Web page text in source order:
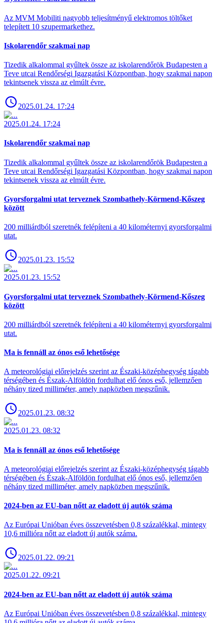
Az MVM Mobiliti nagyobb teljesítményű elektromos töltőket
telepített 10 szupermarkethez.
Iskolarendőr szakmai nap
Tizedik alkalommal gyűltek össze az iskolarendőrök Budapesten a
Teve utcai Rendőrségi Igazgatási Központban, hogy szakmai napon
tekintsenek vissza az elmúlt évre.
2025.01.24. 17:24
2025.01.24. 17:24
Iskolarendőr szakmai nap
Tizedik alkalommal gyűltek össze az iskolarendőrök Budapesten a
Teve utcai Rendőrségi Igazgatási Központban, hogy szakmai napon
tekintsenek vissza az elmúlt évre.
Gyorsforgalmi utat terveznek Szombathely-Körmend-Kőszeg
között
200 milliárdból szeretnék felépíteni a 40 kilométernyi gyorsforgalmi
utat.
2025.01.23. 15:52
2025.01.23. 15:52
Gyorsforgalmi utat terveznek Szombathely-Körmend-Kőszeg
között
200 milliárdból szeretnék felépíteni a 40 kilométernyi gyorsforgalmi
utat.
Ma is fennáll az ónos eső lehetősége
A meteorológiai előrejelzés szerint az Északi-középhegység tágabb
térségében és Észak-Alföldön fordulhat elő ónos eső, jellemzően
néhány tized milliméter, amely napközben megszűnik.
2025.01.23. 08:32
2025.01.23. 08:32
Ma is fennáll az ónos eső lehetősége
A meteorológiai előrejelzés szerint az Északi-középhegység tágabb
térségében és Észak-Alföldön fordulhat elő ónos eső, jellemzően
néhány tized milliméter, amely napközben megszűnik.
2024-ben az EU-ban nőtt az eladott új autók száma
Az Európai Unióban éves összevetésben 0,8 százalékkal, mintegy
10,6 millióra nőtt az eladott új autók száma.
2025.01.22. 09:21
2025.01.22. 09:21
2024-ben az EU-ban nőtt az eladott új autók száma
Az Európai Unióban éves összevetésben 0,8 százalékkal, mintegy